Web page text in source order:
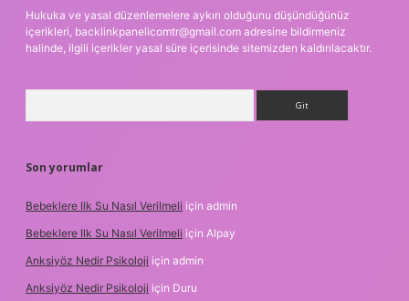
Hukuka ve yasal düzenlemelere aykırı olduğunu düşündüğünüz
içerikleri, backlinkpanelicomtr@gmail.com adresine bildirmeniz
halinde, ilgili içerikler yasal süre içerisinde sitemizden kaldırılacaktır.
Son yorumlar
Bebeklere Ilk Su Nasıl Verilmeli için admin
Bebeklere Ilk Su Nasıl Verilmeli için Alpay
Anksiyöz Nedir Psikoloji için admin
Anksiyöz Nedir Psikoloji için Duru